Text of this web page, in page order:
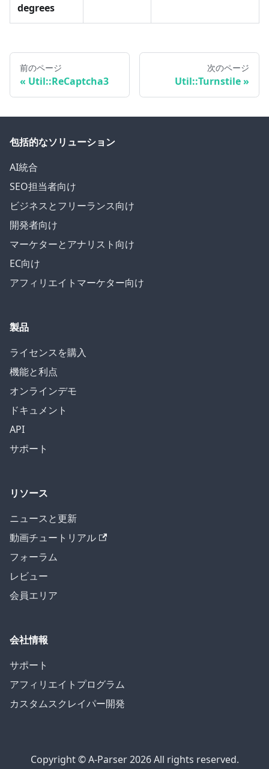
degrees
前のページ
Util::ReCaptcha3
次のページ
Util::Turnstile
包括的なソリューション
AI統合
SEO担当者向け
ビジネスとフリーランス向け
開発者向け
マーケターとアナリスト向け
EC向け
アフィリエイトマーケター向け
製品
ライセンスを購入
機能と利点
オンラインデモ
ドキュメント
API
サポート
リソース
ニュースと更新
動画チュートリアル
フォーラム
レビュー
会員エリア
会社情報
サポート
アフィリエイトプログラム
カスタムスクレイパー開発
Copyright © A-Parser 2026 All rights reserved.